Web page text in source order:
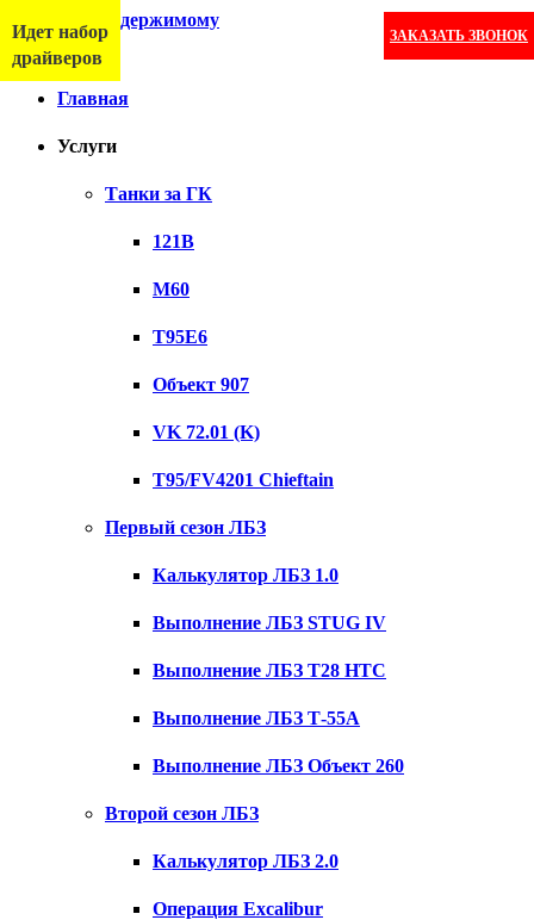
Перейти к содержимому
ЗАКАЗАТЬ ЗВОНОК
Меню
Главная
Услуги
Танки за ГК
121B
M60
T95E6
Объект 907
VK 72.01 (K)
T95/FV4201 Chieftain
Первый сезон ЛБЗ
Калькулятор ЛБЗ 1.0
Выполнение ЛБЗ STUG IV
Выполнение ЛБЗ T28 HTC
Выполнение ЛБЗ Т-55А
Выполнение ЛБЗ Объект 260
Второй сезон ЛБЗ
Калькулятор ЛБЗ 2.0
Операция Excalibur
Идет набор
драйверов